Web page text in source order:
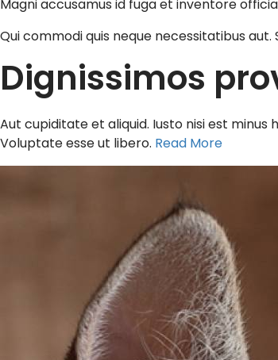
Magni accusamus id fuga et inventore
Qui commodi quis neque necessitatibus
Dignissimos
Aut cupiditate et aliquid. Iusto nisi est
Voluptate esse ut libero. Read More